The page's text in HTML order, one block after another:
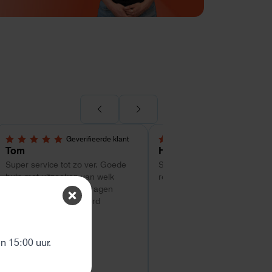
Geverifieerde klant
5,0 van 5 sterren
Tom
Super service tot zo ver. Goede
hulp met uitzoeken van welk
systeem geschikt is. Vragen
worden snel beantwoord
4 van 5 sterren
Hans Kollenbrander
Snelle levering en goede
respons bij installatie.
15:00 uur.